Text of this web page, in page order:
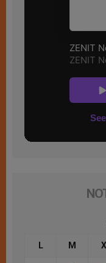
L M X